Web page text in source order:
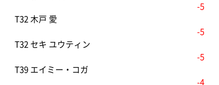
-5
T32 木戸 愛
-5
T32 セキ ユウティン
-5
T39 エイミー・コガ
-4